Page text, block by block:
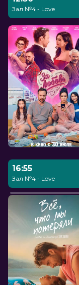
Зал №4 - Love
16:55
Зал №4 - Love